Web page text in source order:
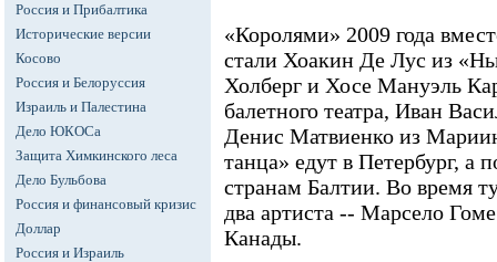
Россия и Прибалтика
Исторические версии
Косово
Россия и Белоруссия
Израиль и Палестина
Дело ЮКОСа
Защита Химкинского леса
Дело Бульбова
Россия и финансовый кризис
Доллар
Россия и Израиль
«Королями» 2009 года
стали Хоакин Де Лус из
Холберг и Хосе Мануэль
балетного театра, Иван
Денис Матвиенко из
танца» едут в Петербург, а
странам Балтии. Во время
два артиста -- Марсело
Канады.